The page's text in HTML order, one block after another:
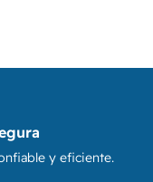
y eficiente.